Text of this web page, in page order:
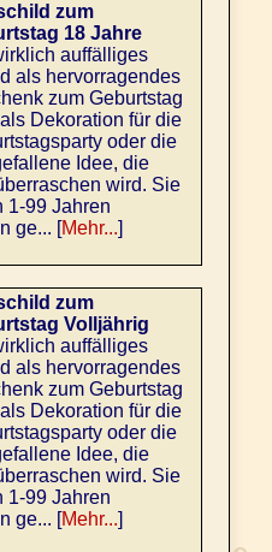
zum
18 Jahre
auffälliges
als hervorragendes
zum Geburtstag
Dekoration für die
oder die
Idee, die
wird. Sie
1-99 Jahren
ge... [Mehr...]
zum
Volljährig
auffälliges
als hervorragendes
zum Geburtstag
Dekoration für die
oder die
Idee, die
wird. Sie
1-99 Jahren
ge... [Mehr...]